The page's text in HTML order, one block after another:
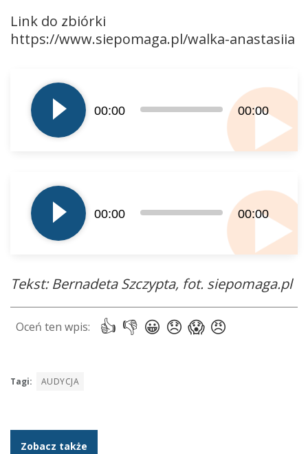
Link do zbiórki
https://www.siepomaga.pl/walka-anastasiia
plików
dźwiękowych
00:00 00:00
plików
dźwiękowych
00:00 00:00
Tekst: Bernadeta Szczypta, fot. siepomaga.pl
Tagi: AUDYCJA
Zobacz także